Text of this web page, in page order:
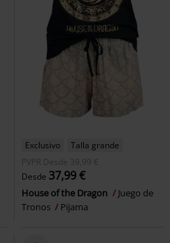
Exclusivo
Talla grande
PVPR
Desde 39,99 €
Desde 37,99 €
House of the Dragon
Juego de
Tronos
Pijama